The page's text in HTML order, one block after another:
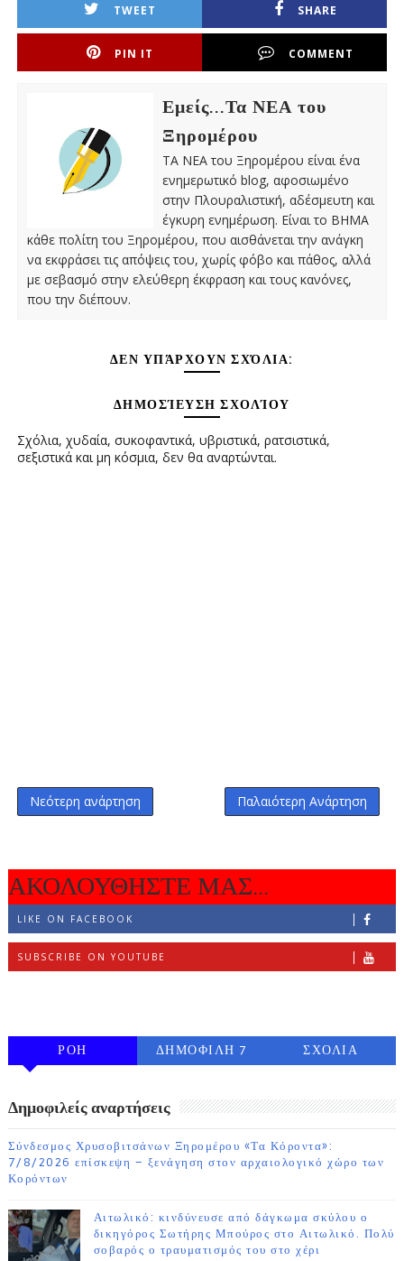
TWEET SHARE
PIN IT COMMENT
Εμείς...Τα ΝΕΑ του
Ξηρομέρου
ΤΑ ΝΕΑ του Ξηρομέρου είναι ένα
ενημερωτικό blog, αφοσιωμένο
στην Πλουραλιστική, αδέσμευτη και
έγκυρη ενημέρωση. Είναι το ΒΗΜΑ
κάθε πολίτη του Ξηρομέρου, που αισθάνεται την ανάγκη
να εκφράσει τις απόψεις του, χωρίς φόβο και πάθος, αλλά
με σεβασμό στην ελεύθερη έκφραση και τους κανόνες,
που την διέπουν.
ΔΕΝ ΥΠΆΡΧΟΥΝ ΣΧΌΛΙΑ:
ΔΗΜΟΣΊΕΥΣΗ ΣΧΟΛΊΟΥ
Σχόλια, χυδαία, συκοφαντικά, υβριστικά, ρατσιστικά,
σεξιστικά και μη κόσμια, δεν θα αναρτώνται.
Νεότερη ανάρτηση Παλαιότερη Ανάρτηση
ΑΚΟΛΟΥΘΗΣΤΕ ΜΑΣ...
LIKE ON FACEBOOK
SUBSCRIBE ON YOUTUBE
ΡΟΗ
ΔΗΜΟΦΙΛΗ 7
ΣΧΟΛΙΑ
Δημοφιλείς αναρτήσεις
Σύνδεσμος Χρυσοβιτσάνων Ξηρομέρου «Τα Κόροντα»:
7/8/2026 επίσκεψη – ξενάγηση στον αρχαιολογικό χώρο των
Κορόντων
Αιτωλικό: κινδύνευσε από δάγκωμα σκύλου ο
δικηγόρος Σωτήρης Μπούρος στο Αιτωλικό. Πολύ
σοβαρός ο τραυματισμός του στο χέρι